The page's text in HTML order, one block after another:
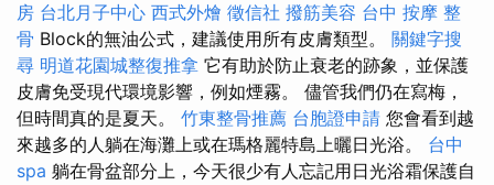
房 台北月子中心 西式外燴 徵信社 撥筋美容 台中 按摩 整
骨 Block的無油公式，建議使用所有皮膚類型。 關鍵字搜
尋 明道花園城整復推拿 它有助於防止衰老的跡象，並保護
皮膚免受現代環境影響，例如煙霧。 儘管我們仍在寫梅，
但時間真的是夏天。 竹東整骨推薦 台胞證申請 您會看到越
來越多的人躺在海灘上或在瑪格麗特島上曬日光浴。 台中
spa 躺在骨盆部分上，今天很少有人忘記用日光浴霜保護自